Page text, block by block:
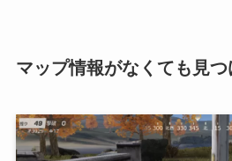
マップ情報がなくても見つ